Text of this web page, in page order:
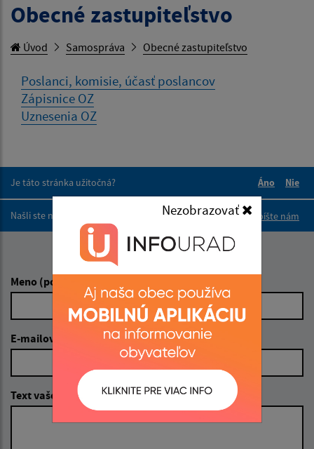
Nezobrazovať
Obecné zastupiteľstvo
Úvod Samospráva Obecné zastupiteľstvo
Poslanci, komisie, účasť poslancov
Zápisnice OZ
Uznesenia OZ
Je táto stránka užitočná?
Áno
Nie
Našli ste na stránke chybu?
Napíšte nám
Napíšte nám:
Meno (povinné)
E-mailová adresa (povinné)
Text vašej správy (povinné)